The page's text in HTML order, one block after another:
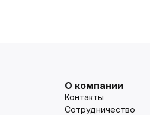
О компании
Контакты
Сотрудничество